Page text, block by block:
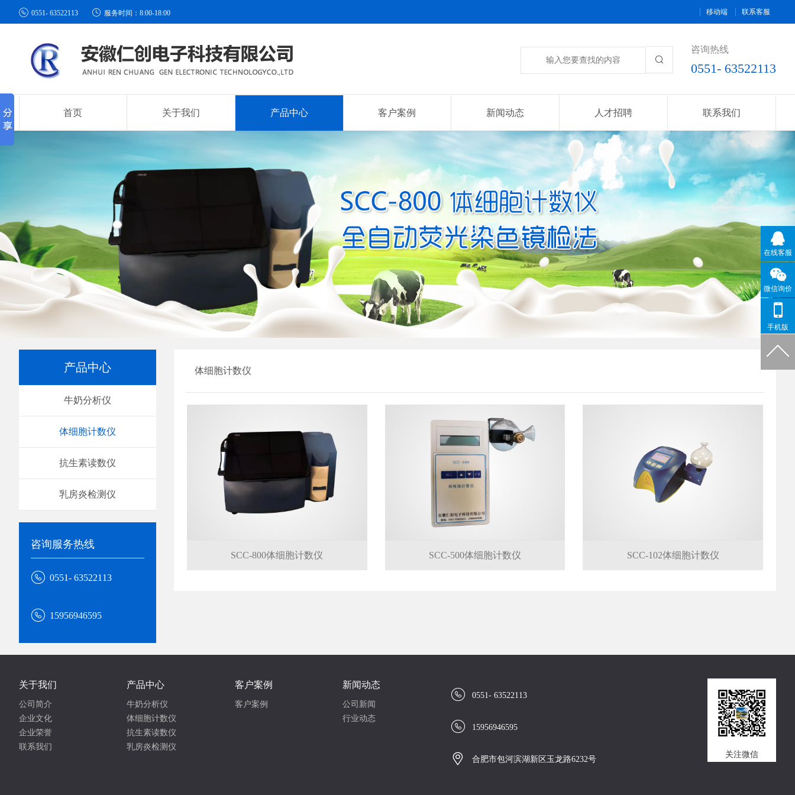
 0551- 63522113  服务时间：8:00-18:00 移动端 联系客服

咨询热线
0551- 63522113
首页 关于我们 产品中心 客户案例 新闻动态 人才招聘 联系我们
产品中心
牛奶分析仪
体细胞计数仪
抗生素读数仪
乳房炎检测仪
咨询服务热线
 0551- 63522113
 15956946595
体细胞计数仪
SCC-800体细胞计数仪 SCC-500体细胞计数仪 SCC-102体细胞计数仪
关于我们
公司简介
企业文化
企业荣誉
联系我们
产品中心
牛奶分析仪
体细胞计数仪
抗生素读数仪
乳房炎检测仪
客户案例
客户案例
新闻动态
公司新闻
行业动态
 0551- 63522113
 15956946595
 合肥市包河滨湖新区玉龙路6232号
关注微信
在线客服
微信询价
手机版